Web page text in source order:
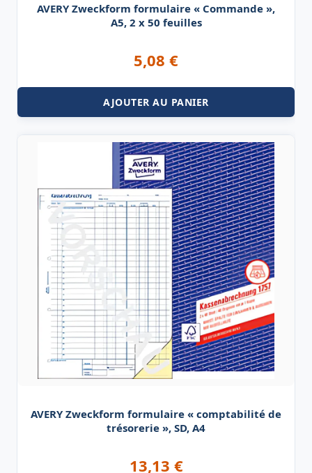
AVERY Zweckform formulaire « Commande »,
A5, 2 x 50 feuilles
5,08 €
AJOUTER AU PANIER
AVERY Zweckform formulaire « comptabilité de
trésorerie », SD, A4
13,13 €